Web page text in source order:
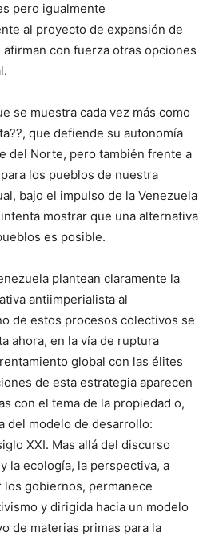
pero igualmente
al proyecto de expansión de
afirman con fuerza otras opciones
se muestra cada vez más como
que defiende su autonomía
del Norte, pero también frente a
los pueblos de nuestra
bajo el impulso de la Venezuela
mostrar que una alternativa
es posible.
plantean claramente la
antiimperialista al
de estos procesos colectivos se
ahora, en la vía de ruptura
global con las élites
de esta estrategia aparecen
con el tema de la propiedad o,
del modelo de desarrollo:
XXI. Mas allá del discurso
la ecología, la perspectiva, a
gobiernos, permanece
y dirigida hacia un modelo
de materias primas para la